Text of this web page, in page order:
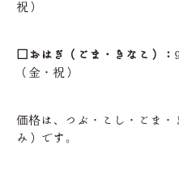
祝）
□おはぎ（ごま・きなこ）：
（金・祝）
価格は、つぶ・こし・ごま
み）です。